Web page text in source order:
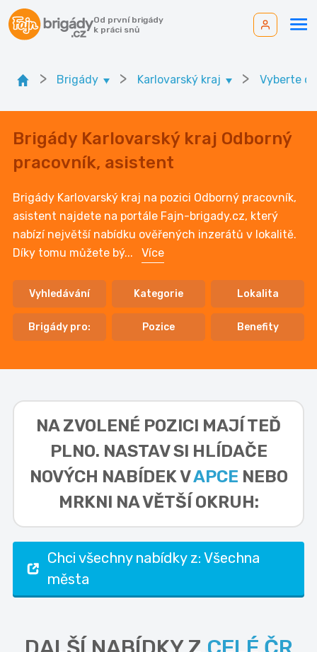
Od první brigády
k práci snů
> Brigády > Karlovarský kraj > Vyberte
Brigády Karlovarský kraj Odborný
pracovník, asistent
Brigády Karlovarský kraj na pozici Odborný pracovník,
asistent najdete na portále Fajn-brigady.cz, který
nabízí největší nabídku ověřených inzerátů v lokalitě.
Díky tomu můžete bý... Více
Vyhledávání Kategorie Lokalita
Brigády pro: Pozice Benefity
NA ZVOLENÉ POZICI MAJÍ TEĎ
PLNO. NASTAV SI HLÍDAČE
NOVÝCH NABÍDEK VAPCE NEBO
MRKNI NA VĚTŠÍ OKRUH:
Chci všechny nabídky z: Všechna
města